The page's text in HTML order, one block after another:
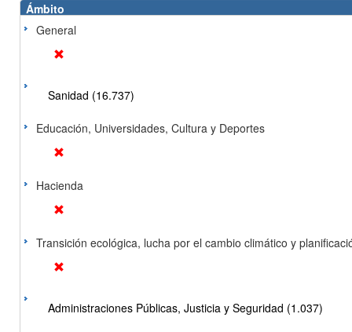
Ámbito
General
Sanidad (16.737)
Educación, Universidades, Cultura y Deportes
Hacienda
Transición ecológica, lucha por el cambio climático y
Administraciones Públicas, Justicia y Seguridad (1.037)